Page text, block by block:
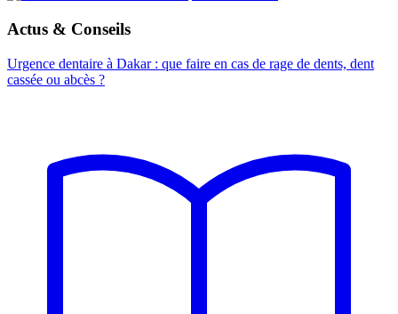
Actus & Conseils
Urgence dentaire à Dakar : que faire en cas de rage de dents, dent
cassée ou abcès ?